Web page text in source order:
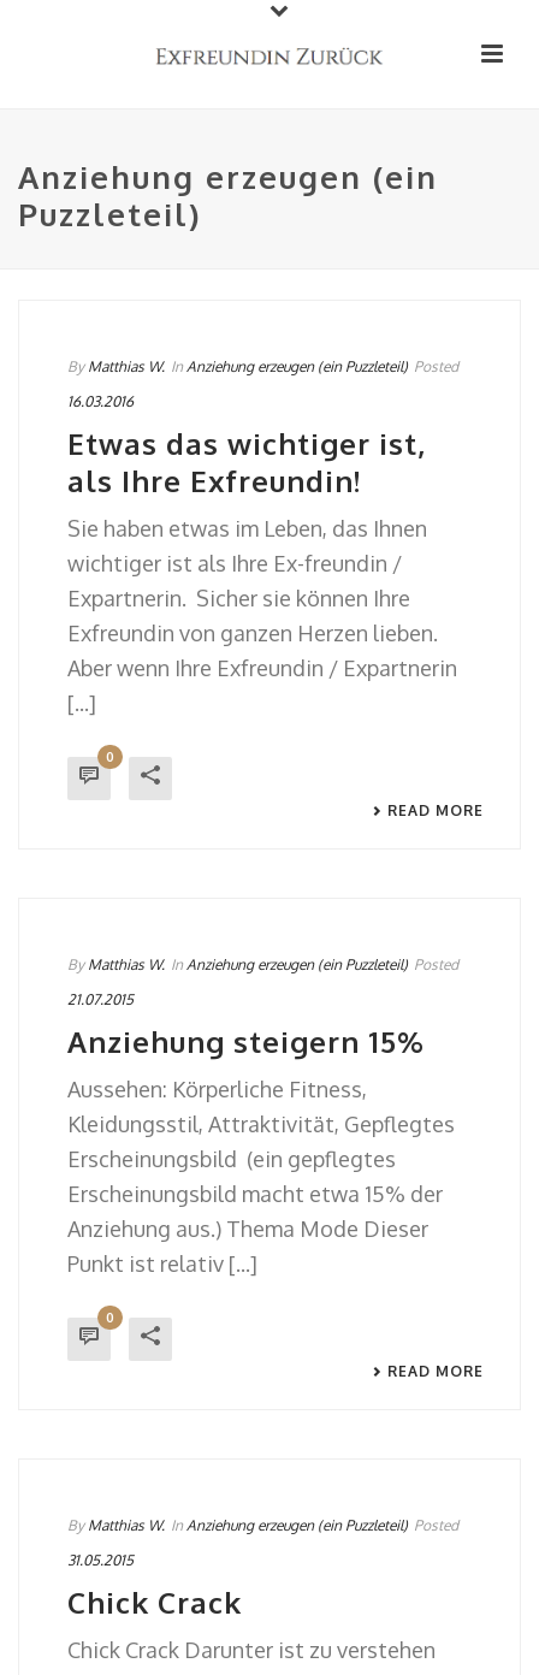
Anziehung erzeugen (ein
Puzzleteil)
By Matthias W. In Anziehung erzeugen (ein Puzzleteil) Posted
16.03.2016
Etwas das wichtiger ist,
als Ihre Exfreundin!
Sie haben etwas im Leben, das Ihnen
wichtiger ist als Ihre Ex-freundin /
Expartnerin. Sicher sie können Ihre
Exfreundin von ganzen Herzen lieben.
Aber wenn Ihre Exfreundin / Expartnerin
[...]
0
READ MORE
By Matthias W. In Anziehung erzeugen (ein Puzzleteil) Posted
21.07.2015
Anziehung steigern 15%
Aussehen: Körperliche Fitness,
Kleidungsstil, Attraktivität, Gepflegtes
Erscheinungsbild (ein gepflegtes
Erscheinungsbild macht etwa 15% der
Anziehung aus.) Thema Mode Dieser
Punkt ist relativ [...]
0
READ MORE
By Matthias W. In Anziehung erzeugen (ein Puzzleteil) Posted
31.05.2015
Chick Crack
Chick Crack Darunter ist zu verstehen